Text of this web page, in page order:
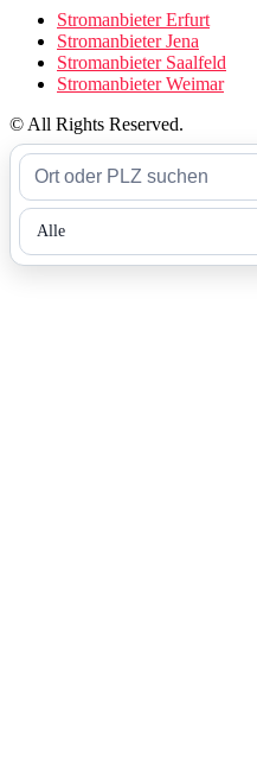
Stromanbieter Erfurt
Stromanbieter Jena
Stromanbieter Saalfeld
Stromanbieter Weimar
© All Rights Reserved.